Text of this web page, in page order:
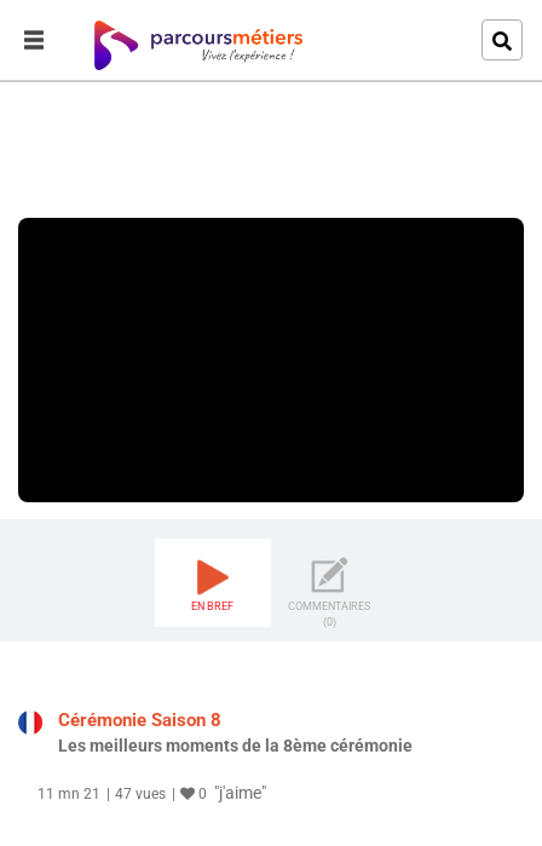
EN BREF
COMMENTAIRES
(0)
Cérémonie Saison 8
Les meilleurs moments de la 8ème cérémonie
11 mn 21 47 vues 0 "j'aime"